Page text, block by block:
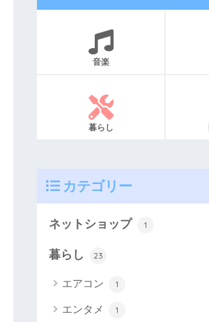
音楽
暮らし
カテゴリー
ネットショップ 1
暮らし 23
エアコン 1
エンタメ 1